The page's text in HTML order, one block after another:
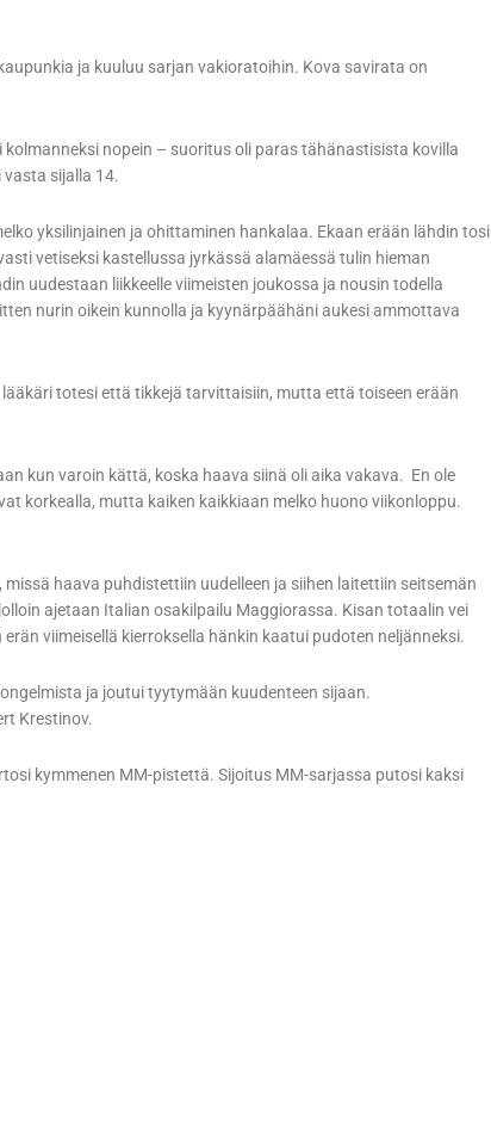
ja kuuluu sarjan vakioratoihin. Kova savirata on
nopein – suoritus oli paras tähänastisista kovilla
sijalla 14.
yksilinjainen ja ohittaminen hankalaa. Ekaan erään lähdin tosi
vetiseksi kastellussa jyrkässä alamäessä tulin hieman
uudestaan liikkeelle viimeisten joukossa ja nousin todella
nurin oikein kunnolla ja kyynärpäähäni aukesi ammottava
totesi että tikkejä tarvittaisiin, mutta että toiseen erään
kun varoin kättä, koska haava siinä oli aika vakava. En ole
korkealla, mutta kaiken kaikkiaan melko huono viikonloppu.
haava puhdistettiin uudelleen ja siihen laitettiin seitsemän
ajetaan Italian osakilpailu Maggiorassa. Kisan totaalin vei
viimeisellä kierroksella hänkin kaatui pudoten neljänneksi.
ja joutui tyytymään kuudenteen sijaan.
Krestinov.
kymmenen MM-pistettä. Sijoitus MM-sarjassa putosi kaksi